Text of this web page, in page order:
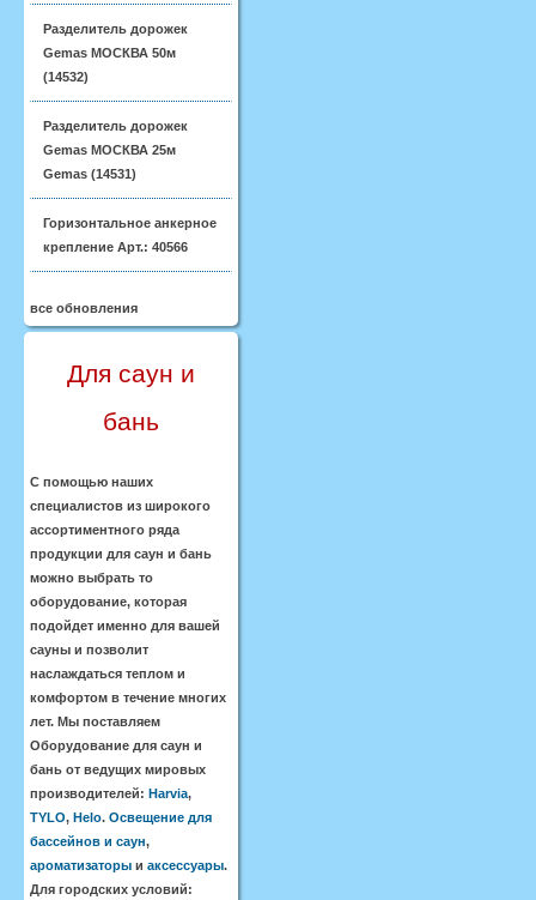
Разделитель дорожек
Gemas МОСКВА 50м
(14532)
Разделитель дорожек
Gemas МОСКВА 25м
Gemas (14531)
Горизонтальное анкерное
крепление Арт.: 40566
все обновления
Для саун и
бань
С помощью наших
специалистов из широкого
ассортиментного ряда
продукции для саун и бань
можно выбрать то
оборудование, которая
подойдет именно для вашей
сауны и позволит
наслаждаться теплом и
комфортом в течение многих
лет. Мы поставляем
Оборудование для саун и
бань от ведущих мировых
производителей: Harvia,
TYLO, Helo. Освещение для
бассейнов и саун,
ароматизаторы и аксессуары.
Для городских условий: